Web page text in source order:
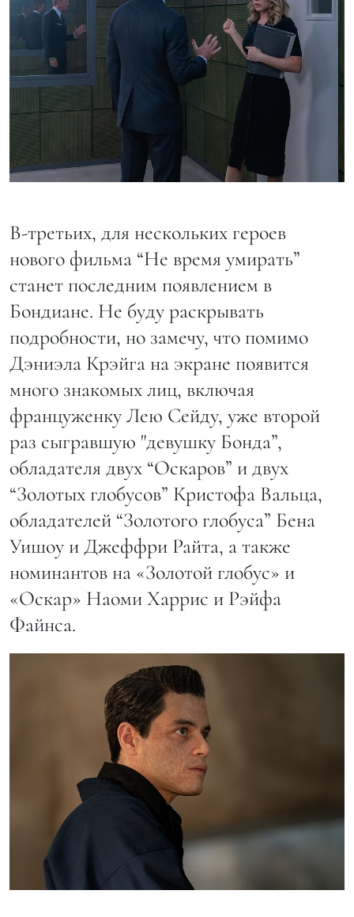
В-третьих, для нескольких героев
нового фильма “Не время умирать”
станет последним появлением в
Бондиане. Не буду раскрывать
подробности, но замечу, что помимо
Дэниэла Крэйга на экране появится
много знакомых лиц, включая
француженку Лею Сейду, уже второй
раз сыгравшую "девушку Бонда”,
обладателя двух “Оскаров” и двух
“Золотых глобусов” Кристофа Вальца,
обладателей “Золотого глобуса” Бена
Уишоу и Джеффри Райта, а также
номинантов на «Золотой глобус» и
«Оскар» Наоми Харрис и Рэйфа
Файнса.